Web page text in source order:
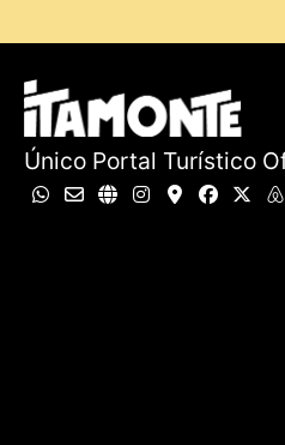
Único Portal Turístico